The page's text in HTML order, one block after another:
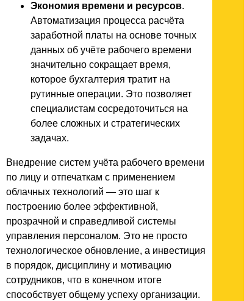
Экономия времени и ресурсов.
Автоматизация процесса расчёта
заработной платы на основе точных
данных об учёте рабочего времени
значительно сокращает время,
которое бухгалтерия тратит на
рутинные операции. Это позволяет
специалистам сосредоточиться на
более сложных и стратегических
задачах.
Внедрение систем учёта рабочего времени
по лицу и отпечаткам с применением
облачных технологий — это шаг к
построению более эффективной,
прозрачной и справедливой системы
управления персоналом. Это не просто
технологическое обновление, а инвестиция
в порядок, дисциплину и мотивацию
сотрудников, что в конечном итоге
способствует общему успеху организации.